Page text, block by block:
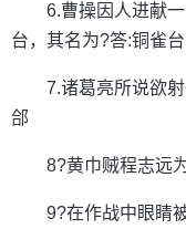
6.曹操因人进献
台，其名为?答:铜雀台
7.诸葛亮所说欲
郃
8?黄巾贼程志远
9?在作战中眼睛